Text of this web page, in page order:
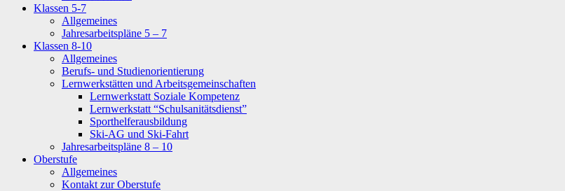
Klassen 5-7
Allgemeines
Jahresarbeitspläne 5 – 7
Klassen 8-10
Allgemeines
Berufs- und Studienorientierung
Lernwerkstätten und Arbeitsgemeinschaften
Lernwerkstatt Soziale Kompetenz
Lernwerkstatt “Schulsanitätsdienst”
Sporthelferausbildung
Ski-AG und Ski-Fahrt
Jahresarbeitspläne 8 – 10
Oberstufe
Allgemeines
Kontakt zur Oberstufe